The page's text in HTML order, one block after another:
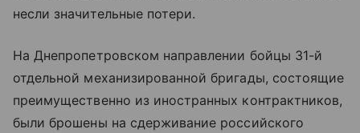
несли значительные потери.
На Днепропетровском направлении бойцы 31-й
отдельной механизированной бригады, состоящие
преимущественно из иностранных контрактников,
были брошены на сдерживание российского